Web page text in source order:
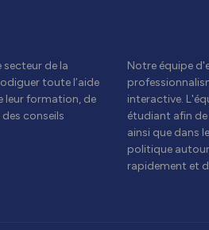
de la
toute l’aide
leur formation, de
conseils
Notre équipe
interactive.
étudiant afin
ainsi que dans
politique
rapidement et